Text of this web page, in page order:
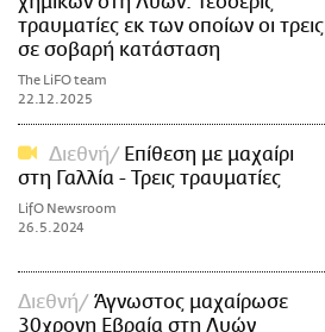
τραυματίες εκ των οποίων οι τρεις
σε σοβαρή κατάσταση
The LiFO team
22.12.2025
Διεθνή
Επίθεση με μαχαίρι
στη Γαλλία - Τρεις τραυματίες
LifO Newsroom
26.5.2024
Διεθνή
Άγνωστος μαχαίρωσε
30χρονη Εβραία στη Λυών